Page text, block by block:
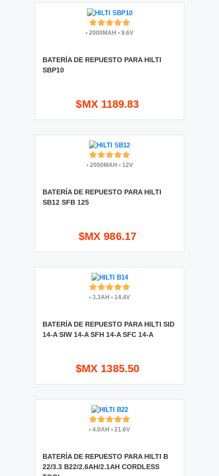
• 2000MAH • 9.6V
BATERÍA DE REPUESTO PARA HILTI
SBP10
$MX 1189.83
•2000MAH •12V
BATERÍA DE REPUESTO PARA HILTI
SB12 SFB 125
$MX 986.17
• 3.3AH • 14.4V
BATERÍA DE REPUESTO PARA HILTI SID
14-A SIW 14-A SFH 14-A SFC 14-A
$MX 1385.50
• 4.0AH • 21.6V
BATERÍA DE REPUESTO PARA HILTI B
22/3.3 B22/2.6AH/2.1AH CORDLESS